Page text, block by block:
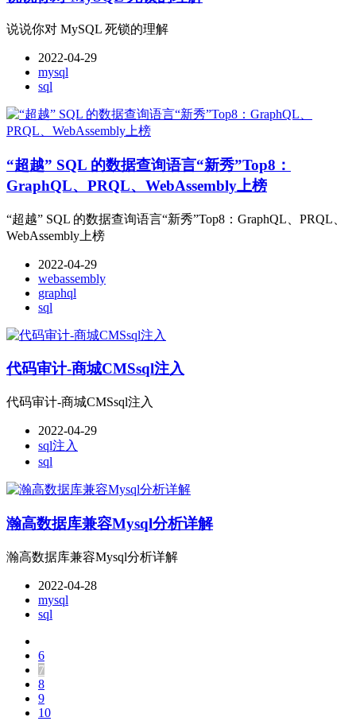
说说你对 MySQL 死锁的理解
2022-04-29
mysql
sql
“超越” SQL 的数据查询语言“新秀”Top8：
GraphQL、PRQL、WebAssembly上榜
“超越” SQL 的数据查询语言“新秀”Top8：GraphQL、PRQL、
WebAssembly上榜
2022-04-29
webassembly
graphql
sql
代码审计-商城CMSsql注入
代码审计-商城CMSsql注入
2022-04-29
sql注入
sql
瀚高数据库兼容Mysql分析详解
瀚高数据库兼容Mysql分析详解
2022-04-28
mysql
sql
6
7
8
9
10